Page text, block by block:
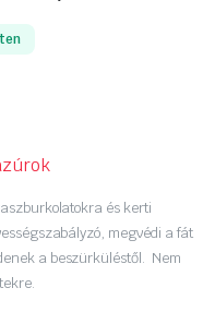
és kerti
megvédi a fát
a beszürküléstől. Nem